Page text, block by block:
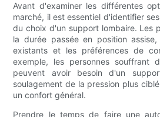
Avant d'examiner les différentes
marché, il est essentiel d'identifier
du choix d'un support lombaire. Les
la durée passée en position
existants et les préférences de
exemple, les personnes souffrant
peuvent avoir besoin d'un
soulagement de la pression plus
un confort général.
Prendre le temps de faire une